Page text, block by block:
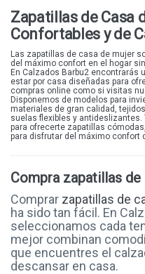
48 HORAS
STAY
GEMA GARCIA
BIORELAX
DESCANFLEX
ARMONY
WABFEET
ELENA BLOOM
OH! MY SANDALS
THE HAPPY MONK
MANDARINA
DEVALVERDE
Zapatillas de Casa
Confortables y de
Las zapatillas de casa de mujer
del máximo confort en el hogar
En Calzados Barbu2
estar por casa diseñadas para
compras online como si visitas
Disponemos de modelos para
materiales de gran calidad,
suelas flexibles y
para ofrecerte zapatillas
para disfrutar del máximo confort
Compra zapatillas
Comprar zapatillas de
ha sido tan fácil. En
seleccionamos cada
mejor combinan
que encuentres el
descansar en casa.